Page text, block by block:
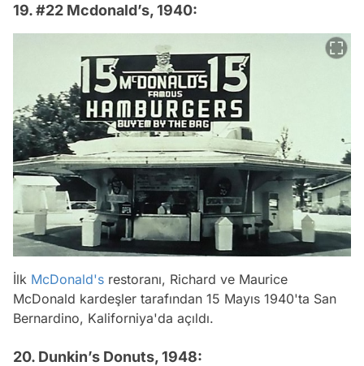
19. #22 Mcdonald’s, 1940:
İlk McDonald's restoranı, Richard ve Maurice
McDonald kardeşler tarafından 15 Mayıs 1940'ta San
Bernardino, Kaliforniya'da açıldı.
20. Dunkin’s Donuts, 1948: